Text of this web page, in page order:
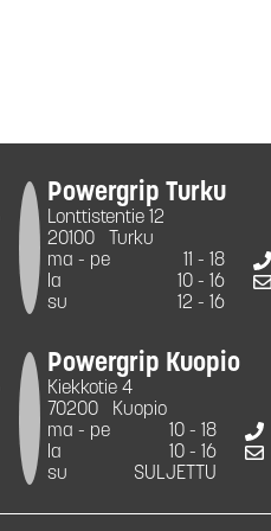
Powergrip Turku
Lonttistentie 12
20100
Turku
ma - pe
11 - 18
la
10 - 16
su
12 - 16
Powergrip Kuopio
Kiekkotie 4
70200
Kuopio
ma - pe
10 - 18
la
10 - 16
su
SULJETTU